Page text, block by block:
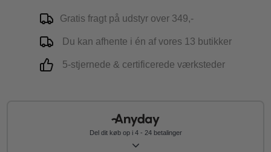
Gratis fragt på udstyr over 349,-
Du kan afhente i én af vores 13 butikker
5-stjernede & certificerede værksteder
Del dit køb op i 4 - 24 betalinger